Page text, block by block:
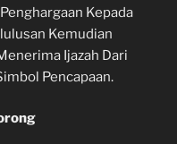
Kepada
Kemudian
Ijazah Dari
Pencapaan.